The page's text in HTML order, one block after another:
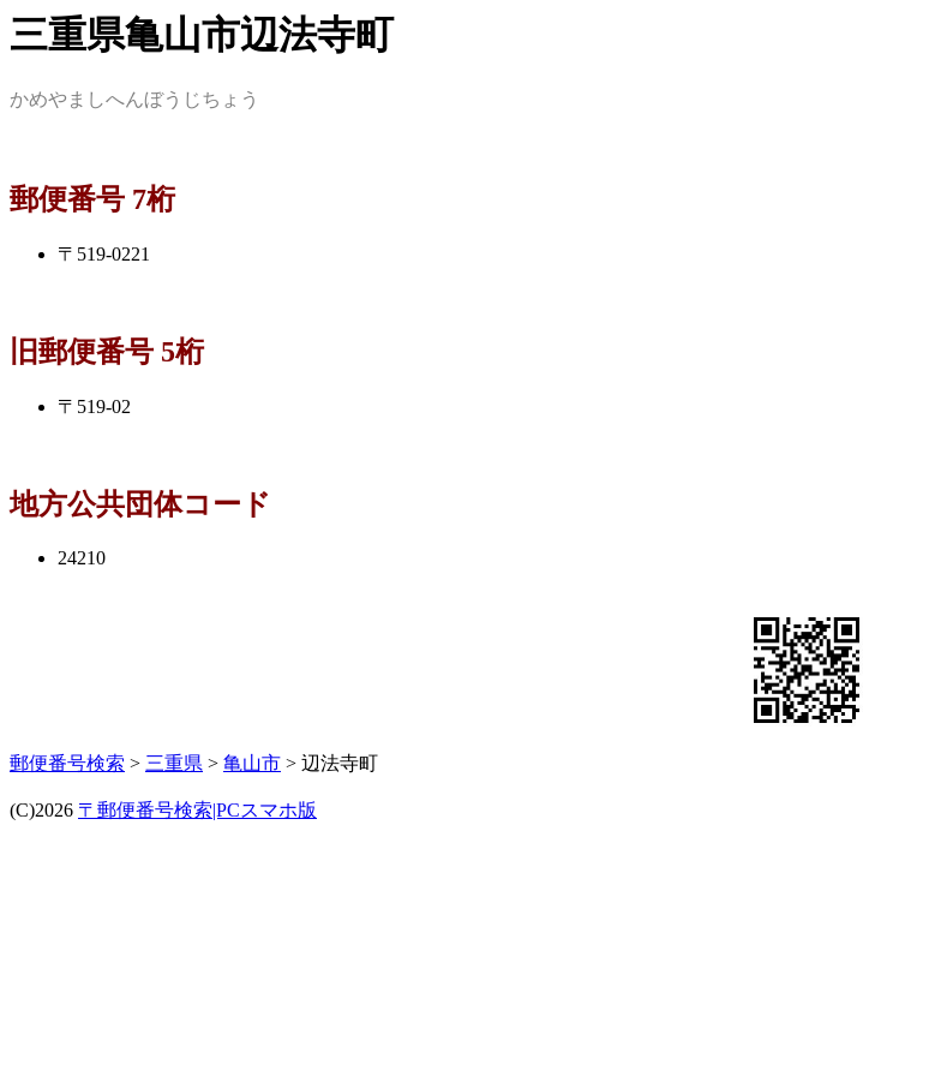
三重県亀山市辺法寺町
かめやましへんぼうじちょう
郵便番号 7桁
〒519-0221
旧郵便番号 5桁
〒519-02
地方公共団体コード
24210
郵便番号検索 > 三重県 > 亀山市 > 辺法寺町
(C)2026 〒郵便番号検索|PCスマホ版